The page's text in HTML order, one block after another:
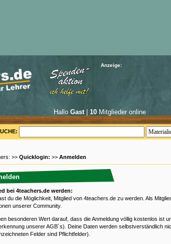
Anzeige:
Hallo Gast| 10 Mitglieder online
>> Quicklogin: >> Anmelden
bei 4teachers.de werden:
du die Möglichkeit, Mitglied von 4teachers.de zu werden. Als
unserer Community.
besonderen Wert darauf, dass die Anmeldung völlig kostenlos ist
unserer AGB´s). Deine Daten werden selbstverständlich
Felder sind Pflichtfelder).